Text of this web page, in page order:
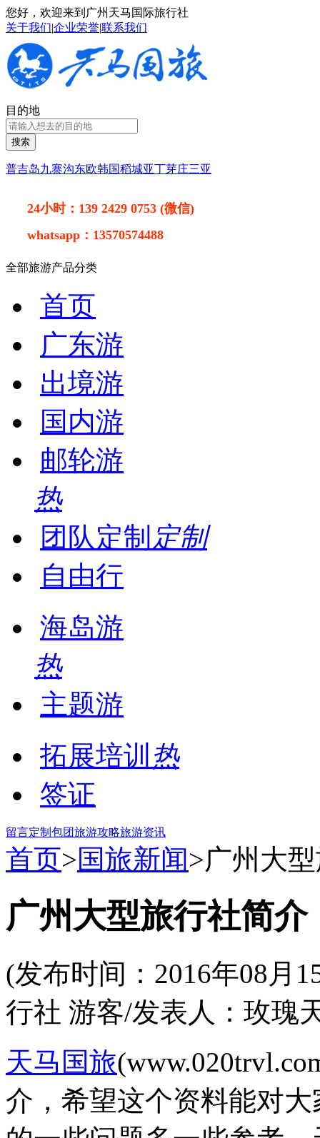
您好，欢迎来到广州天马国际旅行社
关于我们|企业荣誉|联系我们
目的地
搜索
普吉岛九寨沟东欧韩国稻城亚丁芽庄三亚
24小时： 139 2429 0753 (微信)
whatsapp： 13570574488
全部旅游产品分类
首页
广东游
出境游
国内游
邮轮游
热
团队定制 定制
自由行
海岛游
热
主题游
拓展培训 热
签证
留言定制包团旅游攻略旅游资讯
首页>国旅新闻>广州大
广州大型旅行社简
(发布时间：2016年08月
行社 游客/发表人：玫瑰
天马国旅
介，希望这个资料能对